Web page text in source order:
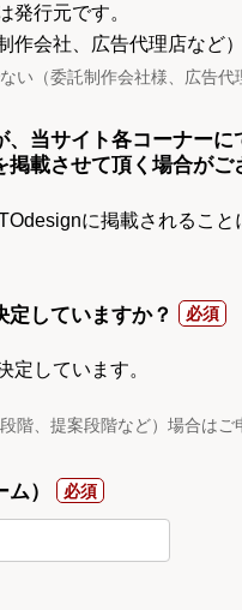
発行元です。
作会社、広告代理店など）
い（委託制作会社様、広告代
当サイト各コーナー
載させて頂く場合がご
に掲載されること
定していますか？
定しています。
階、提案段階など）場合はご
）